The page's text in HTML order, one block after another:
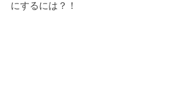
にするには？！